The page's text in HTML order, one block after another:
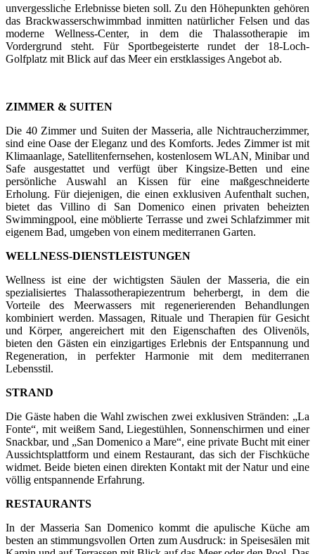
unvergessliche Erlebnisse bieten soll. Zu den Höhepunkten gehören
das Brackwasserschwimmbad inmitten natürlicher Felsen und das
moderne Wellness-Center, in dem die Thalassotherapie im
Vordergrund steht. Für Sportbegeisterte rundet der 18-Loch-
Golfplatz mit Blick auf das Meer ein erstklassiges Angebot ab.
ZIMMER & SUITEN
Die 40 Zimmer und Suiten der Masseria, alle Nichtraucherzimmer,
sind eine Oase der Eleganz und des Komforts. Jedes Zimmer ist mit
Klimaanlage, Satellitenfernsehen, kostenlosem WLAN, Minibar und
Safe ausgestattet und verfügt über Kingsize-Betten und eine
persönliche Auswahl an Kissen für eine maßgeschneiderte
Erholung. Für diejenigen, die einen exklusiven Aufenthalt suchen,
bietet das Villino di San Domenico einen privaten beheizten
Swimmingpool, eine möblierte Terrasse und zwei Schlafzimmer mit
eigenem Bad, umgeben von einem mediterranen Garten.
WELLNESS-DIENSTLEISTUNGEN
Wellness ist eine der wichtigsten Säulen der Masseria, die ein
spezialisiertes Thalassotherapiezentrum beherbergt, in dem die
Vorteile des Meerwassers mit regenerierenden Behandlungen
kombiniert werden. Massagen, Rituale und Therapien für Gesicht
und Körper, angereichert mit den Eigenschaften des Olivenöls,
bieten den Gästen ein einzigartiges Erlebnis der Entspannung und
Regeneration, in perfekter Harmonie mit dem mediterranen
Lebensstil.
STRAND
Die Gäste haben die Wahl zwischen zwei exklusiven Stränden: „La
Fonte“, mit weißem Sand, Liegestühlen, Sonnenschirmen und einer
Snackbar, und „San Domenico a Mare“, eine private Bucht mit einer
Aussichtsplattform und einem Restaurant, das sich der Fischküche
widmet. Beide bieten einen direkten Kontakt mit der Natur und eine
völlig entspannende Erfahrung.
RESTAURANTS
In der Masseria San Domenico kommt die apulische Küche am
besten an stimmungsvollen Orten zum Ausdruck: in Speisesälen mit